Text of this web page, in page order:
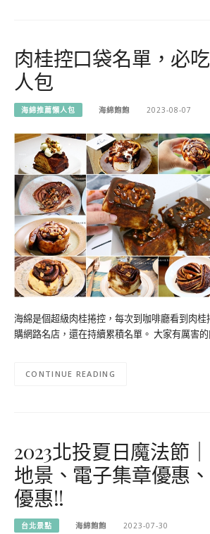
肉桂控口袋名單，必
人包
海綿推薦懶人包 海綿飽飽 2023-08-07
海綿是個超級肉桂捲控，每次到咖啡廳看到肉
購網路名店，還在持續累積名單。 大家有厲害
CONTINUE READING
2023北投夏日魔法節
地景、電子集章優惠
優惠!!
台北景點 海綿飽飽 2023-07-30